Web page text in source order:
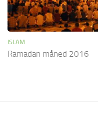
ISLAM
Ramadan måned 2016